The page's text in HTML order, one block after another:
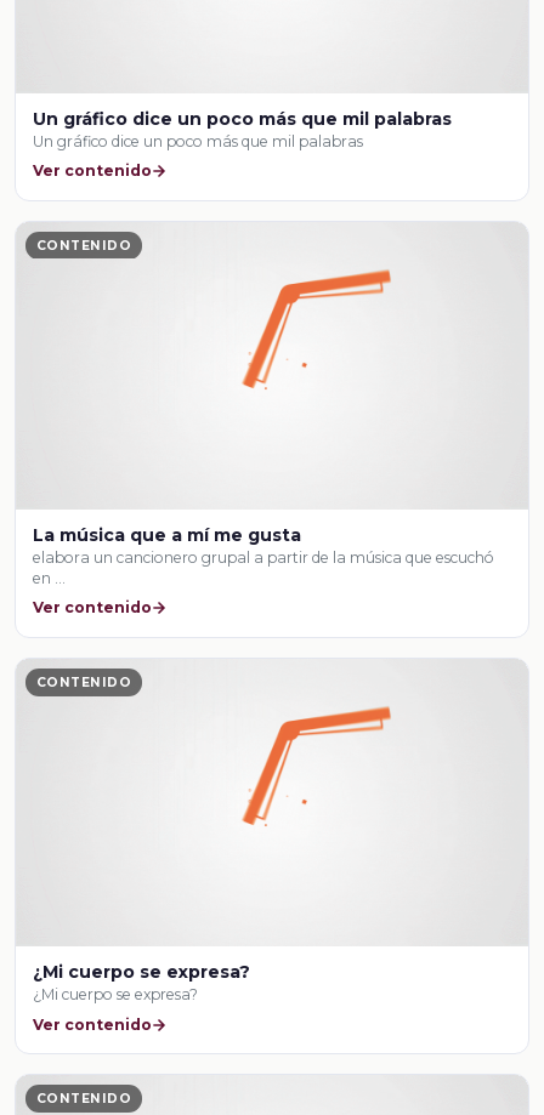
Un gráfico dice un poco más que mil palabras
Un gráfico dice un poco más que mil palabras
Ver contenido
CONTENIDO
La música que a mí me gusta
elabora un cancionero grupal a partir de la música que escuchó
en …
Ver contenido
CONTENIDO
¿Mi cuerpo se expresa?
¿Mi cuerpo se expresa?
Ver contenido
CONTENIDO